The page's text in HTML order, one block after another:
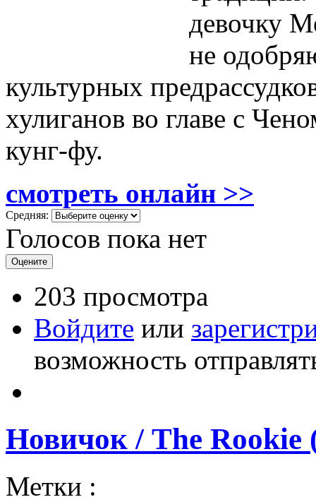
девочку
не
культурных
хулиганов во главе с
кунг-фу.
смотреть онлайн >>
Средняя:
Голосов пока нет
203 просмотра
Войдите или
возможность
Новичок / The Rookie
Метки :